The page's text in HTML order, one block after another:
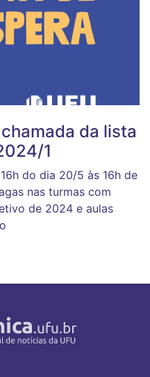
da lista
1
do dia 20/5 às 16h de
nas turmas com
de 2024 e aulas